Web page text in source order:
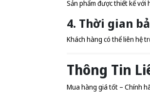
Sản phẩm được thiết kế
4. Thời gian
Khách hàng có thể liên hệ
Thông Tin
Mua hàng giá tốt – Chính